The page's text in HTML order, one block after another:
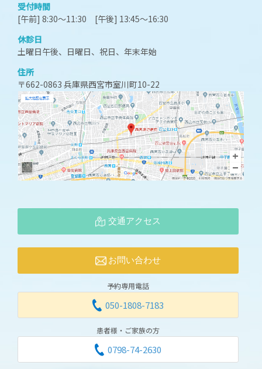
受付時間
[午前] 8:30～11:30 [午後] 13:45～16:30
休診日
土曜日午後、日曜日、祝日、年末年始
住所
〒662-0863 兵庫県西宮市室川町10-22
交通アクセス
お問い合わせ
予約専用電話
050-1808-7183
患者様・ご家族の方
0798-74-2630